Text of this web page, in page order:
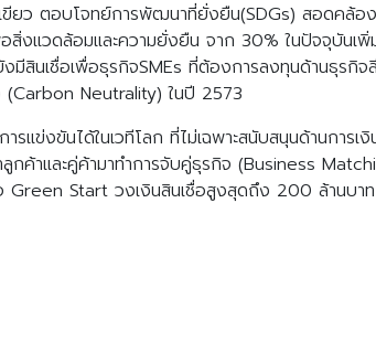
ขียว ตอบโจทย์การพัฒนาที่ยั่งยืน(SDGs) สอดคล้
สิ่งแวดล้อมและความยั่งยืน จาก 30% ในปัจจุบันเ
นเชื่อเพื่อธุรกิจSMEs ที่ต้องการลงทุนด้านธุรกิ
(Carbon Neutrality) ในปี 2573
แข่งขันได้ในเวทีโลก ที่ไม่เฉพาะสนับสนุนด้านการเ
ค้าและคู่ค้ามาทำการจับคู่ธุรกิจ (Business
Green Start วงเงินสินเชื่อสูงสุดถึง 200 ล้านบา